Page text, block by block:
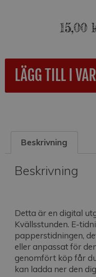
15,00
LÄGG TILL I
Beskrivning
Beskrivning
Detta är en digital
Kvällsstunden. E-
papperstidningen,
eller anpassat för
genomfört köp får
kan ladda ner den